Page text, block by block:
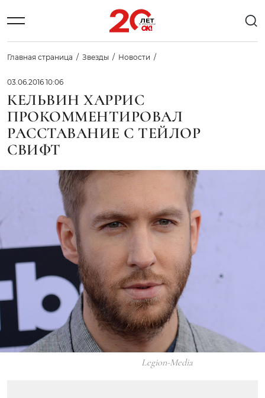
Главная страница Звезды Новости
03.06.2016 10:06
КЕЛЬВИН ХАРРИС
ПРОКОММЕНТИРОВАЛ
РАССТАВАНИЕ С ТЕЙЛОР
СВИФТ
Legion-Media